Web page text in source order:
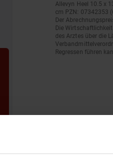
Allevyn Heel 10.5 x
cm PZN: 07342353
Der
Die
des Arztes über die
Regressen führen